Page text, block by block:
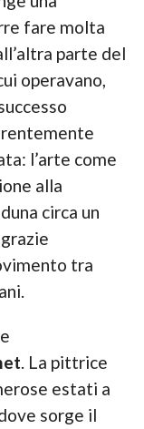
fare molta
parte del
operavano,
l’arte come
alla
circa un
tra
. La pittrice
estati a
sorge il